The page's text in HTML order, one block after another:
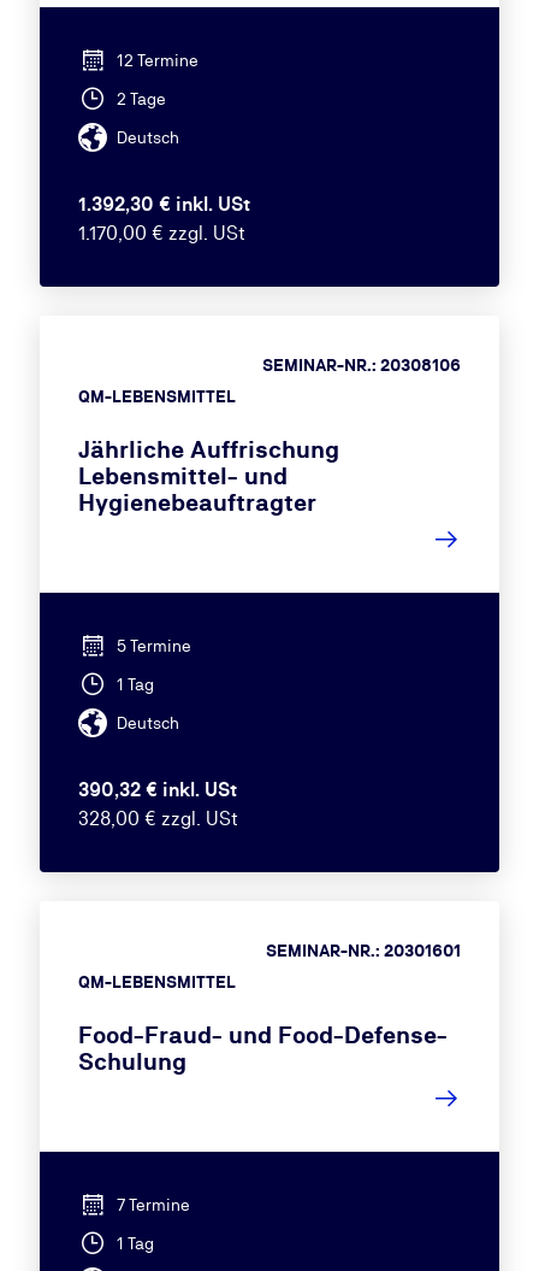
12 Termine
2 Tage
Deutsch
1.392,30 € inkl. USt
1.170,00 € zzgl. USt
QM-LEBENSMITTEL
SEMINAR-NR.: 20308106
Jährliche Auffrischung
Lebensmittel- und
Hygienebeauftragter
5 Termine
1 Tag
Deutsch
390,32 € inkl. USt
328,00 € zzgl. USt
QM-LEBENSMITTEL
SEMINAR-NR.: 20301601
Food-Fraud- und Food-Defense-
Schulung
7 Termine
1 Tag